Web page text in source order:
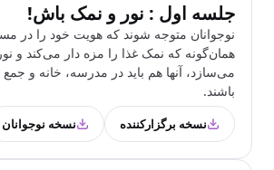
جلسه اول : نور و نمک باش!
نوجوانان متوجه شوند که هویت خود را در
همان‌گونه که نمک غذا را مزه‌ دار می‌کند و
می‌سازد، آنها هم باید در مدرسه، خانه و جمع
باشند.
نسخه برگزارکننده نسخه نوجوانان